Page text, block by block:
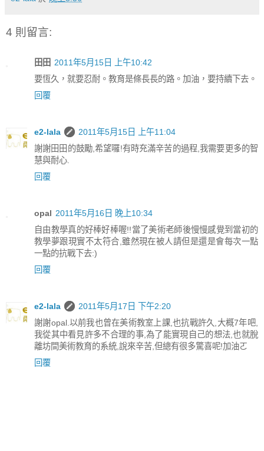
4 則留言:
田田 2011年5月15日 上午10:42
要恆久，就要忍耐。教育是條長長的路。加油，要持續下去。
回覆
e2-lala
2011年5月15日 上午11:04
謝謝田田的鼓勵,希望囉!有時充滿辛苦的過程,我需要更多的智
慧與耐心.
回覆
opal 2011年5月16日 晚上10:34
自由教學真的好棒好棒喔!!當了美術老師後慢慢感覺到當初的
教學夢跟現實不太符合,雖然現在被人請但是還是會每次一點
一點的抗戰下去:)
回覆
e2-lala
2011年5月17日 下午2:20
謝謝opal.以前我也曾在美術教室上課,也抗戰許久,大概7年吧,
我從其中看見許多不合理的事,為了能實現自己的想法,也就脫
離坊間美術教育的系統,說來辛苦,但總有很多驚喜呢!加油ㄛ
回覆